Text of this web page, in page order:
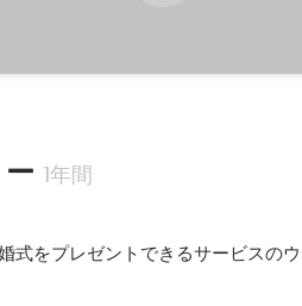
1年間
式をプレゼントできるサービスの